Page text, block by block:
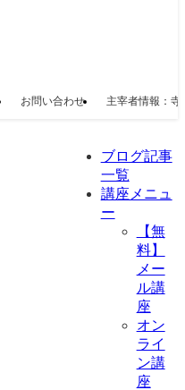
お問い合わせ 主宰者情報：寺
ブログ記事
一覧
講座メニュ
ー
【無
料】
メー
ル講
座
オン
ライ
ン講
座